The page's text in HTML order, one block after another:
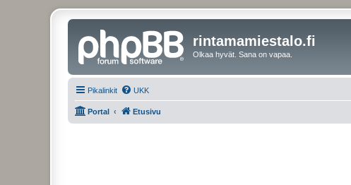
rintamamiestalo.fi
Olkaa hyvät. Sana on vapaa.
Pikalinkit UKK
Portal Etusivu